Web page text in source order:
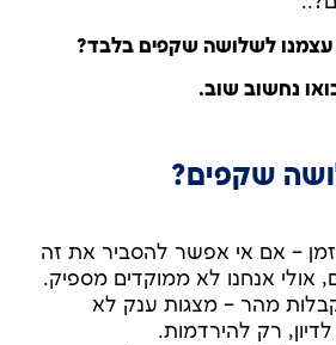
לשלושה שקפים בלבד?
נחשוב שוב.
שקפים?
זמן – אם אי אפשר להסביר את זה
אנחנו לא ממוקדים מספיק.
מהר – מצגות ענק לא
רק להירדמות.